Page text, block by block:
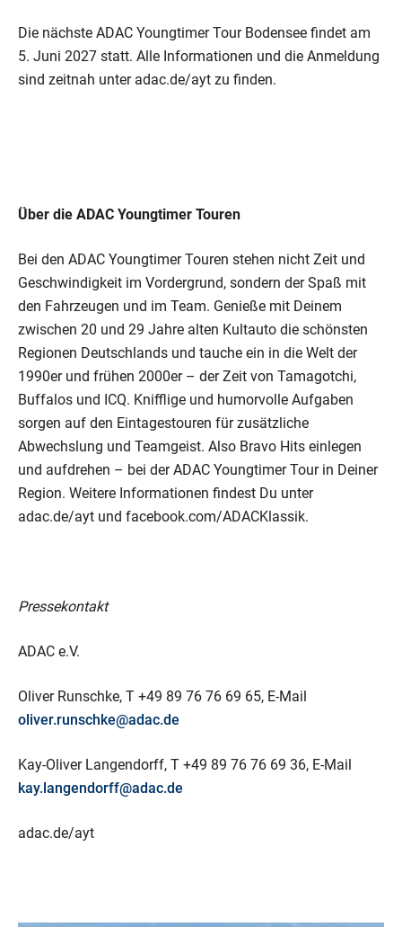
Die nächste ADAC Youngtimer Tour Bodensee findet am
5. Juni 2027 statt. Alle Informationen und die Anmeldung
sind zeitnah unter adac.de/ayt zu finden.
Über die ADAC Youngtimer Touren
Bei den ADAC Youngtimer Touren stehen nicht Zeit und
Geschwindigkeit im Vordergrund, sondern der Spaß mit
den Fahrzeugen und im Team. Genieße mit Deinem
zwischen 20 und 29 Jahre alten Kultauto die schönsten
Regionen Deutschlands und tauche ein in die Welt der
1990er und frühen 2000er – der Zeit von Tamagotchi,
Buffalos und ICQ. Knifflige und humorvolle Aufgaben
sorgen auf den Eintagestouren für zusätzliche
Abwechslung und Teamgeist. Also Bravo Hits einlegen
und aufdrehen – bei der ADAC Youngtimer Tour in Deiner
Region. Weitere Informationen findest Du unter
adac.de/ayt und facebook.com/ADACKlassik.
Pressekontakt
ADAC e.V.
Oliver Runschke, T +49 89 76 76 69 65, E-Mail
oliver.runschke@adac.de
Kay-Oliver Langendorff, T +49 89 76 76 69 36, E-Mail
kay.langendorff@adac.de
adac.de/ayt